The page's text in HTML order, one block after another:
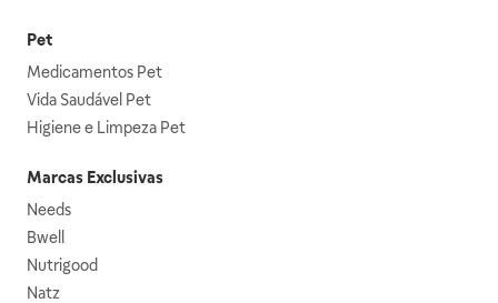
Pet
Medicamentos Pet
Vida Saudável Pet
Higiene e Limpeza Pet
Marcas Exclusivas
Needs
Bwell
Nutrigood
Natz